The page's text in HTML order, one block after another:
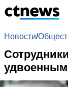
Новости/